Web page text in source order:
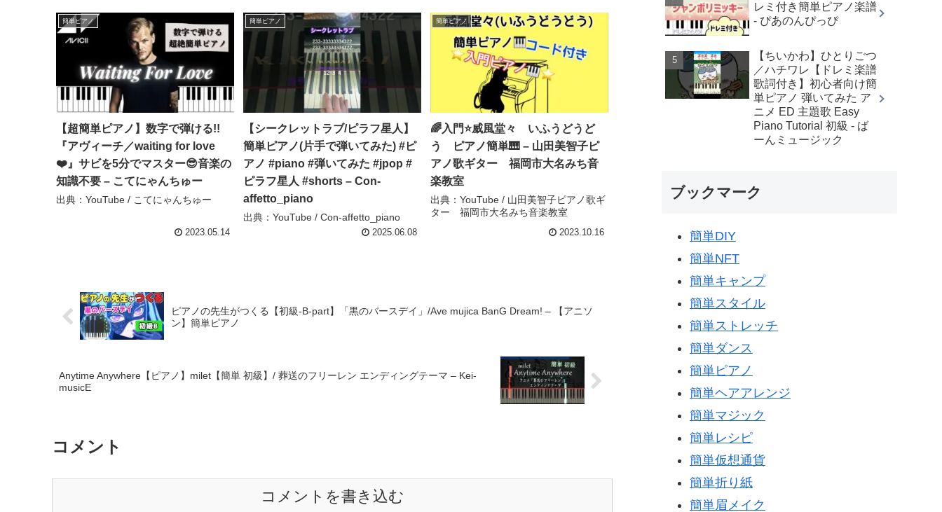
簡単ピアノ
【超簡単ピアノ】数字で弾ける!!
『アヴィーチ／waiting for love
❤️』サビを5分でマスター😎音楽の
知識不要 – こてにゃんちゅー
出典：YouTube / こてにゃんちゅー
2023.05.14
簡単ピアノ
【シークレットラブ/ピラフ星人】
簡単ピアノ(片手で弾いてみた) #ピ
アノ #piano #弾いてみた #jpop #
ピラフ星人 #shorts – Con-
affetto_piano
出典：YouTube / Con-affetto_piano
2025.06.08
簡単ピアノ
🌈入門⭐️威風堂々 いふうどうど
う ピアノ簡単🎹 – 山田美智子ピ
アノ歌ギター 福岡市大名みち音
楽教室
出典：YouTube / 山田美智子ピアノ歌ギ
ター 福岡市大名みち音楽教室
2023.10.16
ピアノの先生がつくる【初級-B-part】「黒のバースデイ」/Ave mujica BanG Dream! – 【アニソ
ン】簡単ピアノ
Anytime Anywhere【ピアノ】milet【簡単 初級】/ 葬送のフリーレン エンディングテーマ – Kei-
musicE
コメント
コメントを書き込む
レミ付き簡単ピアノ楽譜
- ぴあのんぴっぴ
【ちいかわ】ひとりごつ
／ハチワレ【ドレミ楽譜
歌詞付き】初心者向け簡
単ピアノ 弾いてみた ア
ニメ ED 主題歌 Easy
Piano Tutorial 初級 - ば
ーんミュージック
ブックマーク
簡単DIY
簡単NFT
簡単キャンプ
簡単スタイル
簡単ストレッチ
簡単ダンス
簡単ピアノ
簡単ヘアアレンジ
簡単マジック
簡単レシピ
簡単仮想通貨
簡単折り紙
簡単眉メイク